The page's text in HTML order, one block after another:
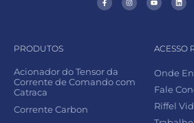
PRODUTOS
Acionador do Tensor da
Corrente de Comando com
Catraca
Corrente Carbon
ACESSO
Onde
Fale
Riffel